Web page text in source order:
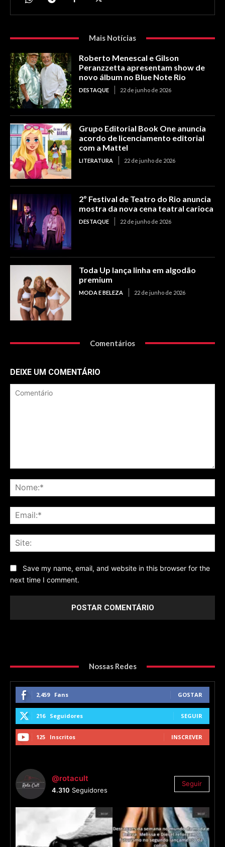
Mais Notícias
Roberto Menescal e Gilson
Peranzzetta apresentam show de
novo álbum no Blue Note Rio
DESTAQUE 22 de junho de 2026
Grupo Editorial Book One anuncia
acordo de licenciamento editorial
com a Mattel
LITERATURA 22 de junho de 2026
2º Festival de Teatro do Rio anuncia
mostra da nova cena teatral carioca
DESTAQUE 22 de junho de 2026
Toda Up lança linha em algodão
premium
MODA E BELEZA 22 de junho de 2026
Comentários
DEIXE UM COMENTÁRIO
Save my name, email, and website in this browser for the
next time I comment.
Nossas Redes
2,459 Fans GOSTAR
216 Seguidores SEGUIR
125 Inscritos INSCREVER
@rotacult
4.310 Seguidores
Seguir